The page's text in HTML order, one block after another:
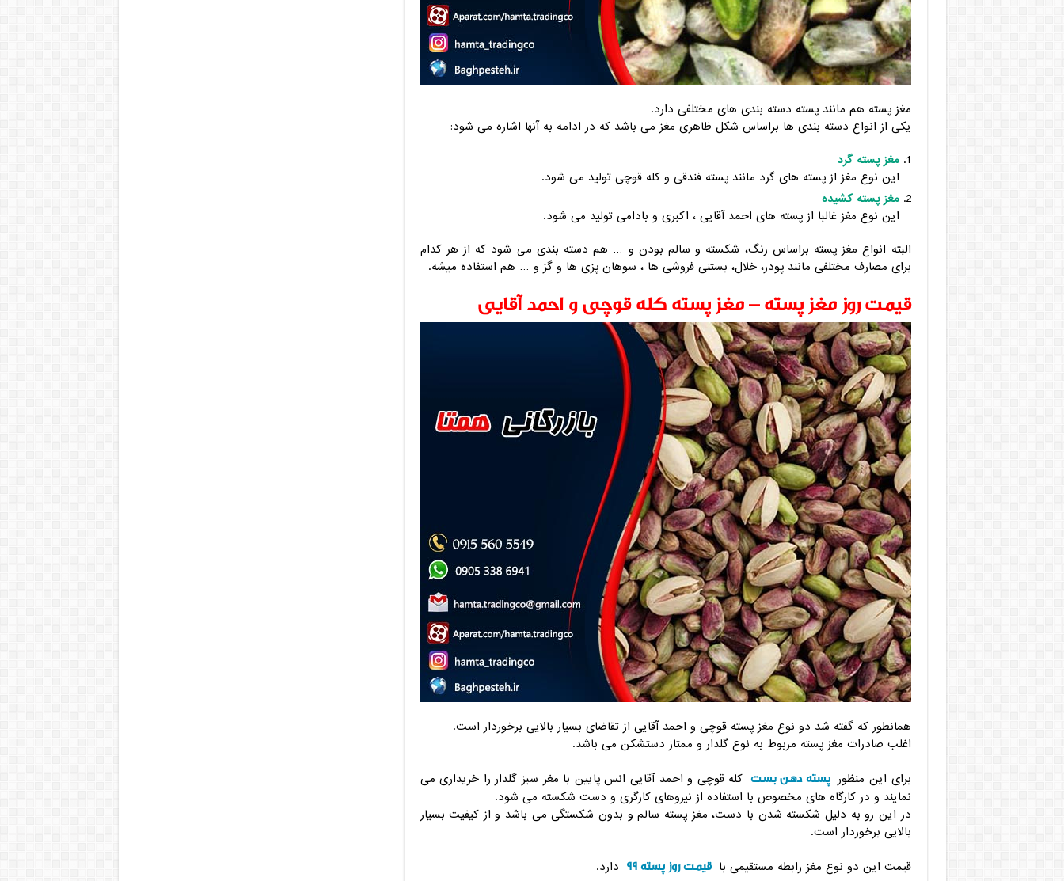
مغز پسته هم مانند پسته دسته بندی های مختلفی دارد.
یکی از انواع دسته بندی ها براساس شکل ظاهری مغز می باشد که در ادامه به آنها اشاره می شود:
مغز پسته گرد
این نوع مغز از پسته های گرد مانند پسته فندقی و کله قوچی تولید می شود.
مغز پسته کشیده
این نوع مغز غالبا از پسته های احمد آقایی ، اکبری و بادامی تولید می شود.
البته انواع مغز پسته براساس رنگ، شکسته و سالم بودن و … هم دسته بندی می شود که از هر کدام
برای مصارف مختلفی مانند پودر، خلال، بستنی فروشی ها ، سوهان پزی ها و گز و … هم استفاده میشه.
قیمت روز مغز پسته – مغز پسته کله قوچی و احمد آقایی
همانطور که گفته شد دو نوع مغز پسته قوچی و احمد آقایی از تقاضای بسیار بالایی برخوردار است.
اغلب صادرات مغز پسته مربوط به نوع گلدار و ممتاز دستشکن می باشد.
برای این منظور پسته دهن بست کله قوچی و احمد آقایی انس پایین با مغز سبز گلدار را خریداری می
نمایند و در کارگاه های مخصوص با استفاده از نیروهای کارگری و دست شکسته می شود.
در این رو به دلیل شکسته شدن با دست، مغز پسته سالم و بدون شکستگی می باشد و از کیفیت بسیار
بالایی برخوردار است.
قیمت این دو نوع مغز رابطه مستقیمی با قیمت روز پسته 99
دارد.